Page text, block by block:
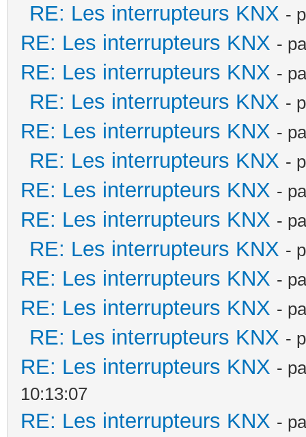
RE: Les interrupteurs KNX -
RE: Les interrupteurs KNX -
RE: Les interrupteurs KNX -
RE: Les interrupteurs KNX -
RE: Les interrupteurs KNX -
RE: Les interrupteurs KNX -
RE: Les interrupteurs KNX -
RE: Les interrupteurs KNX -
RE: Les interrupteurs KNX -
RE: Les interrupteurs KNX -
RE: Les interrupteurs KNX -
RE: Les interrupteurs KNX -
RE: Les interrupteurs KNX -
10:13:07
RE: Les interrupteurs KNX -